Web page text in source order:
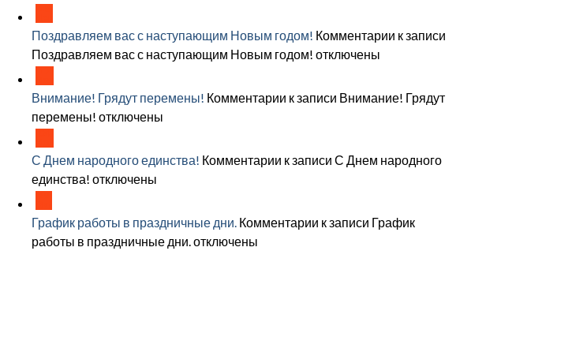
Поздравляем вас с наступающим Новым годом! Комментарии к записи
Поздравляем вас с наступающим Новым годом! отключены
Внимание! Грядут перемены! Комментарии к записи Внимание! Грядут
перемены! отключены
С Днем народного единства! Комментарии к записи С Днем народного
единства! отключены
График работы в праздничные дни. Комментарии к записи График
работы в праздничные дни.отключены